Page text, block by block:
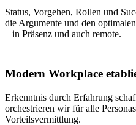
Status, Vorgehen, Rollen und
die Argumente und den
– in Präsenz und auch remote.
Modern Workplace
Erkenntnis durch Erfahrung
orchestrieren wir für alle
Vorteilsvermittlung.